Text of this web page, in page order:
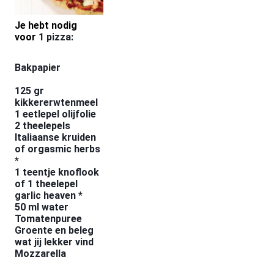
Je hebt nodig
voor 1 pizza:
Bakpapier
125 gr
kikkererwtenmeel
1 eetlepel olijfolie
2 theelepels
Italiaanse kruiden
of orgasmic herbs
*
1 teentje knoflook
of 1 theelepel
garlic heaven *
50 ml water
Tomatenpuree
Groente en beleg
wat jij lekker vind
Mozzarella